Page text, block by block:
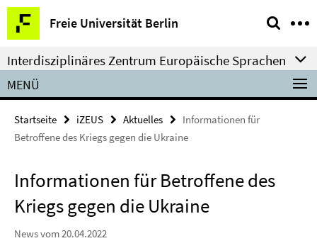
Springe
direkt
zu
Inhalt
Freie Universität Berlin
Service-
Navigation
Interdisziplinäres Zentrum Europäische Sprachen
MENÜ
Startseite iZEUS Aktuelles
Informationen für
Betroffene des Kriegs gegen die Ukraine
Informationen für Betroffene des
Kriegs gegen die Ukraine
News vom 20.04.2022